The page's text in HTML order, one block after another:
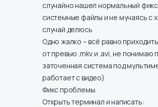
случайно нашел нормальный
системные файлы и не мучаясь с
случай делюсь
Одно жалко – всё равно
от превью .mkv и .avi, не понимаю
заточенная система под
работает с видео)
Фикс проблемы:
Открыть терминал и написать: